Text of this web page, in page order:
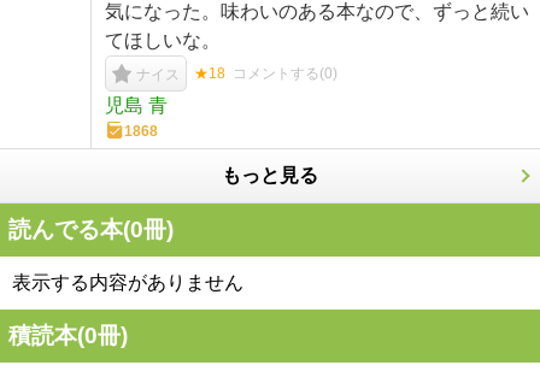
気になった。味わいのある本なので、ずっと続い
てほしいな。
ナイス ★18 コメントする(0)
児島 青
1868
もっと見る
読んでる本(0冊)
表示する内容がありません
積読本(0冊)